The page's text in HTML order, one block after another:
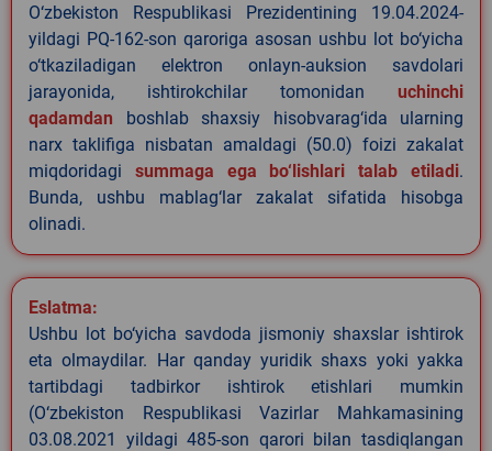
O‘zbekiston Respublikasi Prezidentining 19.04.2024-
yildagi PQ-162-son qaroriga asosan ushbu lot bo‘yicha
o‘tkaziladigan elektron onlayn-auksion savdolari
jarayonida, ishtirokchilar tomonidan uchinchi
qadamdan boshlab shaxsiy hisobvarag‘ida ularning
narx taklifiga nisbatan amaldagi (50.0) foizi zakalat
miqdoridagi summaga ega bo‘lishlari talab etiladi.
Bunda, ushbu mablag‘lar zakalat sifatida hisobga
olinadi.
Eslatma:
Ushbu lot bo‘yicha savdoda jismoniy shaxslar ishtirok
eta olmaydilar. Har qanday yuridik shaxs yoki yakka
tartibdagi tadbirkor ishtirok etishlari mumkin
(O‘zbekiston Respublikasi Vazirlar Mahkamasining
03.08.2021 yildagi 485-son qarori bilan tasdiqlangan